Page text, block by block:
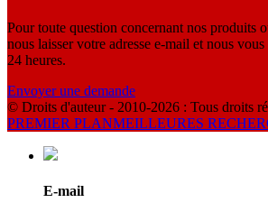
Pour toute question concernant nos produits
nous laisser votre adresse e-mail et nous
24 heures.
Envoyer une demande
© Droits d'auteur - 2010-2026 : Tous droits
PREMIER PLANMEILLEURES
E-mail